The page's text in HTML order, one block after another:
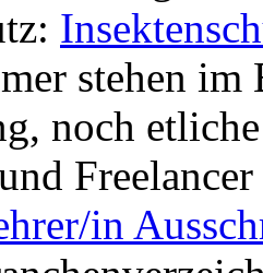
stehen im
noch
in